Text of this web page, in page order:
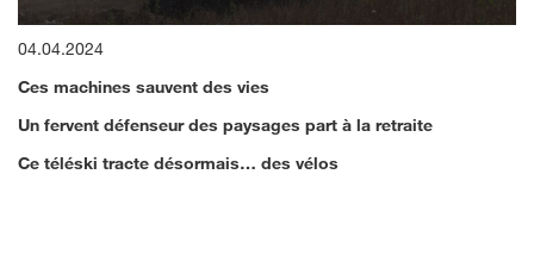
seconds
11
0
04.04.2024
Ces machines sauvent des vies
Un fervent défenseur des paysages part à la retraite
Ce téléski tracte désormais… des vélos